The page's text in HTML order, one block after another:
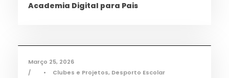
Academia Digital para Pais
Março 25, 2026
•
Clubes e Projetos, Desporto Escolar